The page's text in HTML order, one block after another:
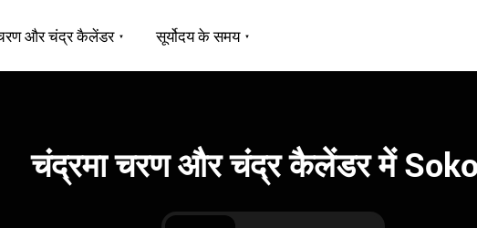
और चंद्र कैलेंडर सूर्योदय के समय
चंद्रमा चरण और चंद्र कैलेंडर में